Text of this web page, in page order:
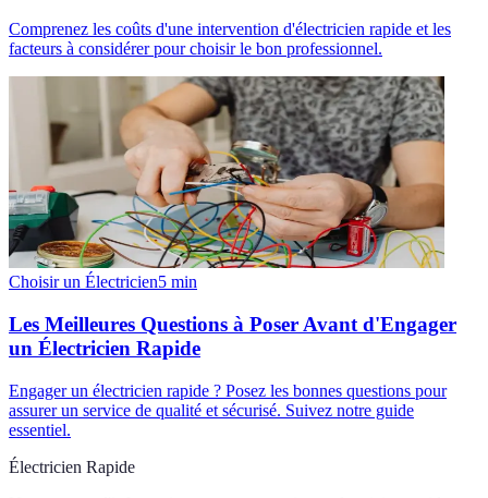
Comprenez les coûts d'une intervention d'électricien rapide et les
facteurs à considérer pour choisir le bon professionnel.
Choisir un Électricien5 min
Les Meilleures Questions à Poser Avant d'Engager
un Électricien Rapide
Engager un électricien rapide ? Posez les bonnes questions pour
assurer un service de qualité et sécurisé. Suivez notre guide
essentiel.
Électricien Rapide